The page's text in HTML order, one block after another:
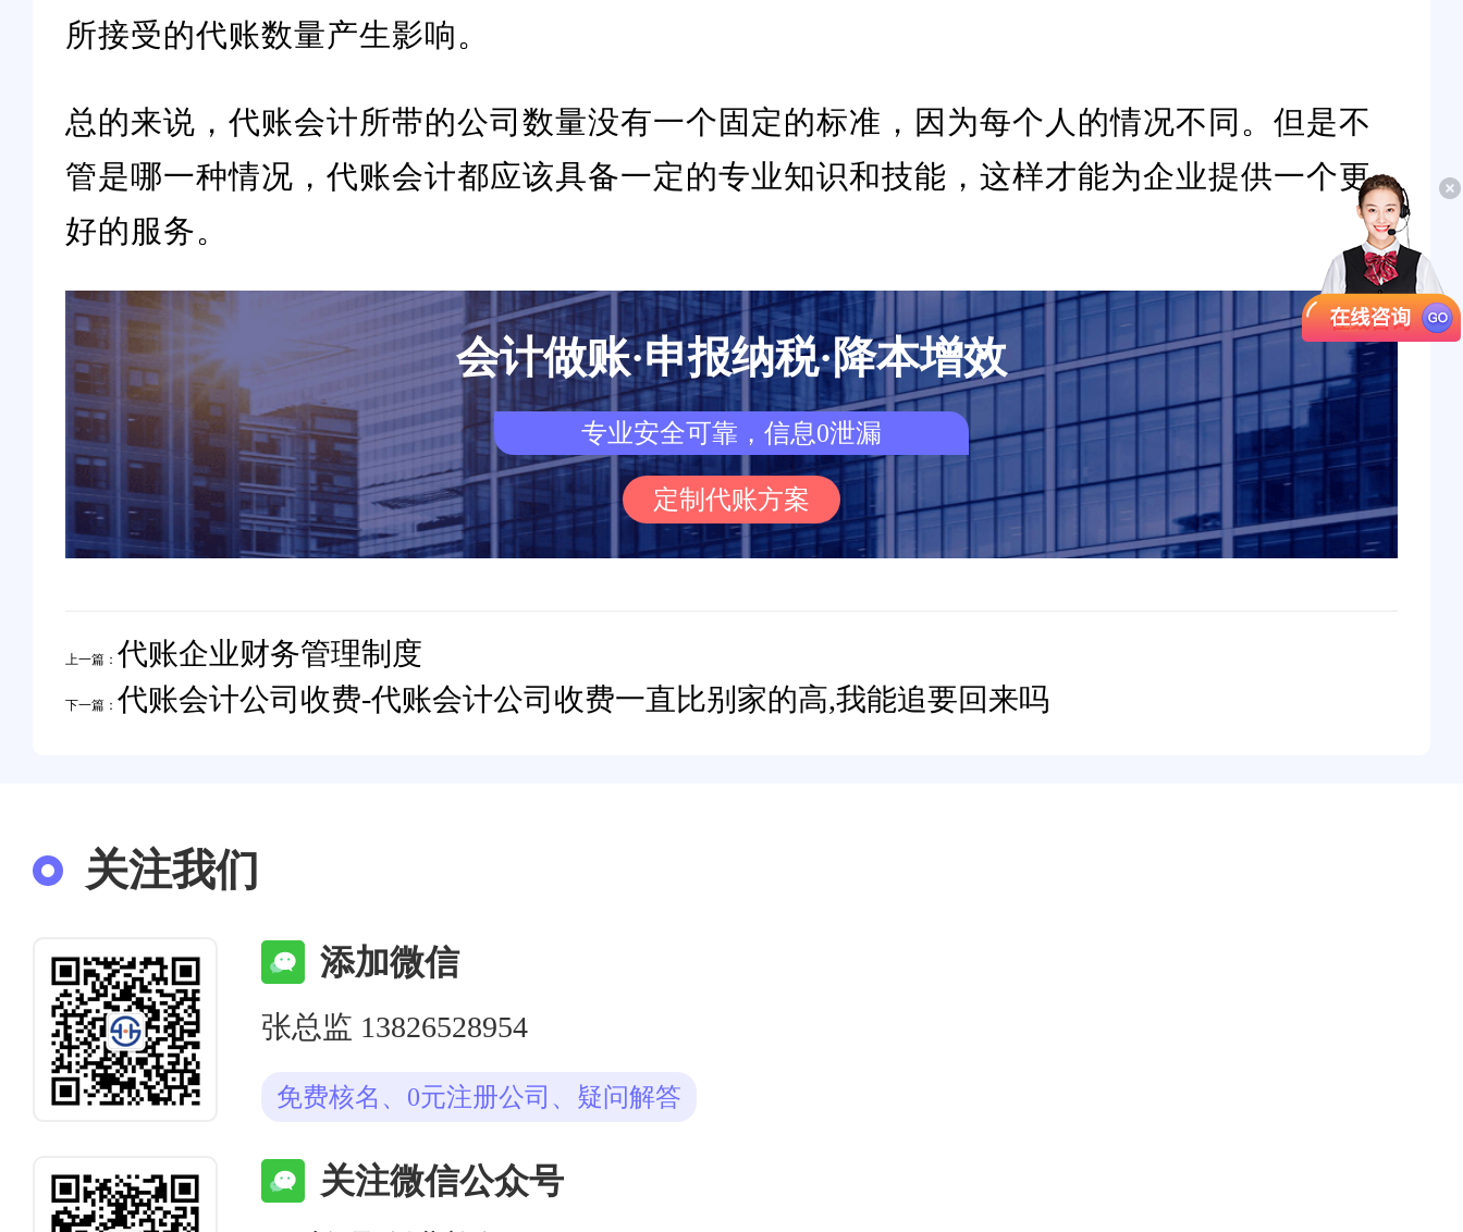
所接受的代账数量产生影响。
总的来说，代账会计所带的公司数量没有一个固定的标准，因为每个人的情况不同。但是不
管是哪一种情况，代账会计都应该具备一定的专业知识和技能，这样才能为企业提供一个更
好的服务。
会计做账·申报纳税·降本增效
专业安全可靠，信息0泄漏
定制代账方案
上一篇： 代账企业财务管理制度
下一篇： 代账会计公司收费-代账会计公司收费一直比别家的高,我能追要回来吗
关注我们
添加微信
张总监 13826528954
免费核名、0元注册公司、疑问解答
关注微信公众号